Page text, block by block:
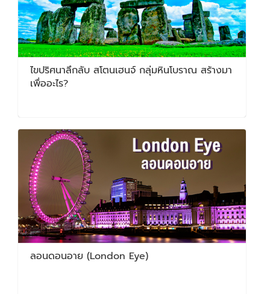
ไขปริศนาลึกลับ สโตนเฮนจ์ กลุ่มหินโบราณ สร้างมา
เพื่ออะไร?
ลอนดอนอาย (London Eye)